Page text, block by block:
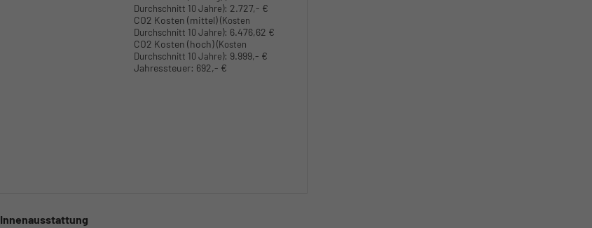
Durchschnitt 10 Jahre): 2.727,- €
CO2 Kosten (mittel)(Kosten
Durchschnitt 10 Jahre): 6.476,62 €
CO2 Kosten (hoch)(Kosten
Durchschnitt 10 Jahre): 9.999,- €
Jahressteuer: 692,- €
Innenausstattung